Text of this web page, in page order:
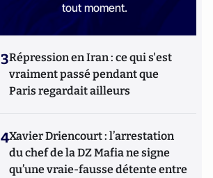
tout moment.
3Répression en Iran : ce qui s'est
vraiment passé pendant que
Paris regardait ailleurs
4Xavier Driencourt : l’arrestation
du chef de la DZ Mafia ne signe
qu’une vraie-fausse détente entre